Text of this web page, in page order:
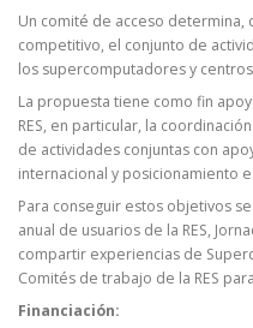
Un comité de acceso determina,
competitivo, el conjunto de
los supercomputadores y
La propuesta tiene como fin
RES, en particular, la
de actividades conjuntas con
internacional y posicionamiento
Para conseguir estos objetivos
anual de usuarios de la RES,
compartir experiencias de
Comités de trabajo de la RES
Financiación: